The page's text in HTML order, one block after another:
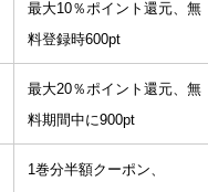
最大10％ポイント還元、無
料登録時600pt
最大20％ポイント還元、無
料期間中に900pt
1巻分半額クーポン、